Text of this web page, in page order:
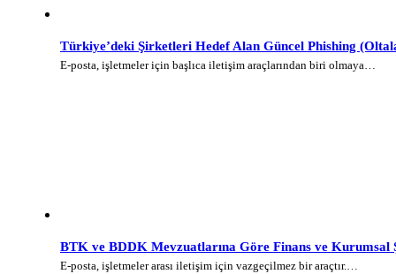
Türkiye’deki Şirketleri Hedef Alan Güncel Phishing
E-posta, işletmeler için başlıca iletişim araçlarından biri olmaya…
BTK ve BDDK Mevzuatlarına Göre Finans ve
E-posta, işletmeler arası iletişim için vazgeçilmez bir araçtır.…